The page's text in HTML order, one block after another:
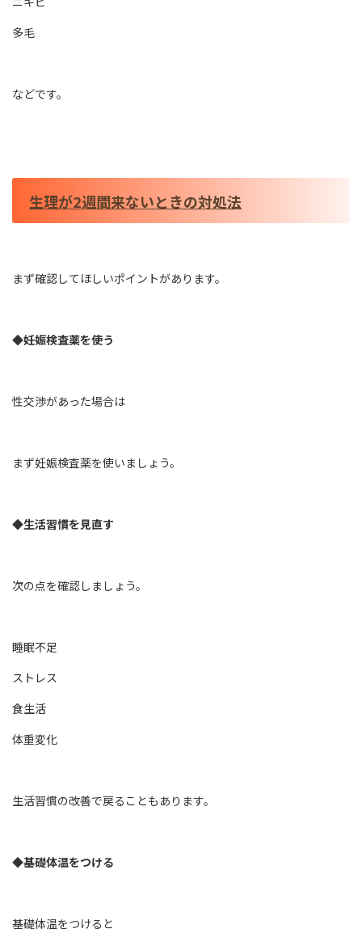
多毛
などです。
生理が2週間来ないときの対処法
まず確認してほしいポイントがあります。
◆妊娠検査薬を使う
性交渉があった場合は
まず妊娠検査薬を使いましょう。
◆生活習慣を見直す
次の点を確認しましょう。
睡眠不足
ストレス
食生活
体重変化
生活習慣の改善で戻ることもあります。
◆基礎体温をつける
基礎体温をつけると